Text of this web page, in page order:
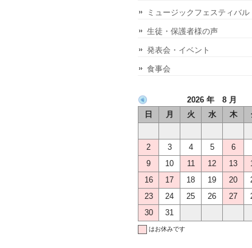
ミュージックフェスティバル
生徒・保護者様の声
発表会・イベント
食事会
2026 年 8 月
日
月 火 水 木
2
3 4 5 6
9
10 11 12 13
16
17 18 19 20
23
24 25 26 27
30
31
はお休みです